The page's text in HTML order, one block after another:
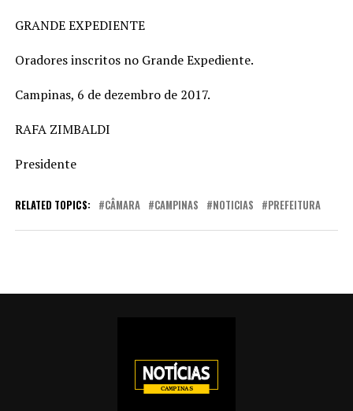
GRANDE EXPEDIENTE
Oradores inscritos no Grande Expediente.
Campinas, 6 de dezembro de 2017.
RAFA ZIMBALDI
Presidente
RELATED TOPICS: CÂMARA CAMPINAS NOTICIAS PREFEITURA